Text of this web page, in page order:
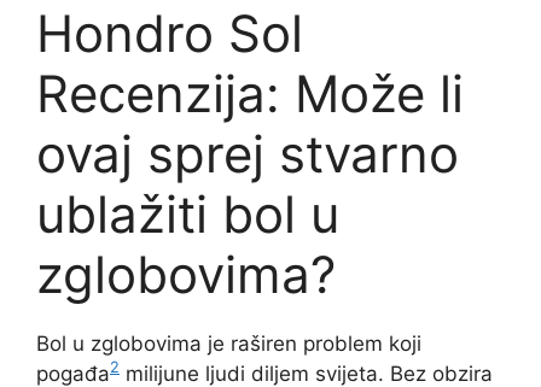
Hondro Sol
Recenzija: Može li
ovaj sprej stvarno
ublažiti bol u
zglobovima?
Bol u zglobovima je raširen problem koji
pogađa2 milijune ljudi diljem svijeta. Bez obzira